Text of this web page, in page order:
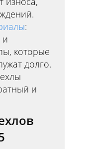
:
и
которые
долго.
и